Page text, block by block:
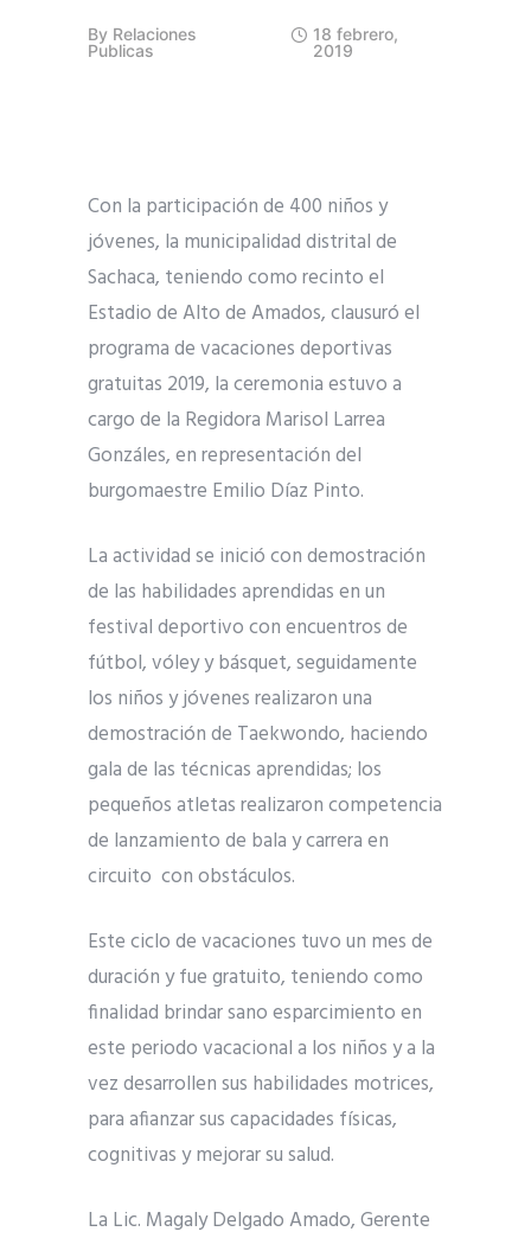
By Relaciones
Publicas
18 febrero,
2019
Con la participación de 400 niños y
jóvenes, la municipalidad distrital de
Sachaca, teniendo como recinto el
Estadio de Alto de Amados, clausuró el
programa de vacaciones deportivas
gratuitas 2019, la ceremonia estuvo a
cargo de la Regidora Marisol Larrea
Gonzáles, en representación del
burgomaestre Emilio Díaz Pinto.
La actividad se inició con demostración
de las habilidades aprendidas en un
festival deportivo con encuentros de
fútbol, vóley y básquet, seguidamente
los niños y jóvenes realizaron una
demostración de Taekwondo, haciendo
gala de las técnicas aprendidas; los
pequeños atletas realizaron competencia
de lanzamiento de bala y carrera en
circuito con obstáculos.
Este ciclo de vacaciones tuvo un mes de
duración y fue gratuito, teniendo como
finalidad brindar sano esparcimiento en
este periodo vacacional a los niños y a la
vez desarrollen sus habilidades motrices,
para afianzar sus capacidades físicas,
cognitivas y mejorar su salud.
La Lic. Magaly Delgado Amado, Gerente